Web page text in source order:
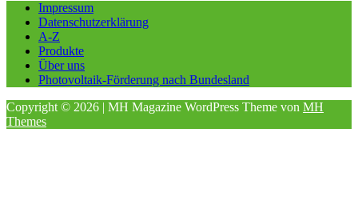
Impressum
Datenschutzerklärung
A-Z
Produkte
Über uns
Photovoltaik-Förderung nach Bundesland
Copyright © 2026 | MH Magazine WordPress Theme von MH
Themes